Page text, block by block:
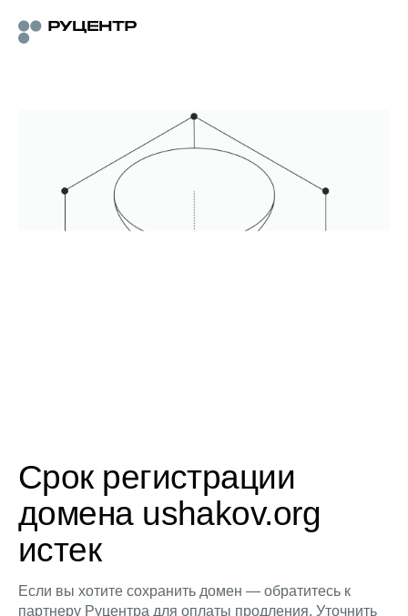
Срок регистрации
домена ushakov.org
истек
Если вы хотите сохранить домен — обратитесь к
партнеру Руцентра для оплаты продления. Уточнить